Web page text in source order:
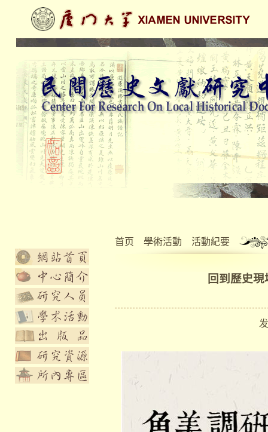
首页 學術活動 活動紀要
回到歷史
发